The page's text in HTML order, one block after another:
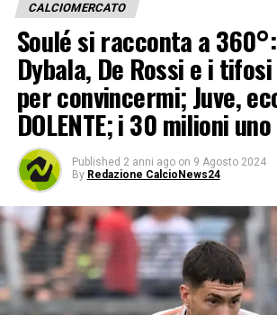
CALCIOMERCATO
Soulé si racconta a
Dybala, De Rossi e i tifosi
per convincermi; Juve,
DOLENTE; i 30 milioni uno
Published 2 anni ago on 9 Agosto 2024
By Redazione CalcioNews24